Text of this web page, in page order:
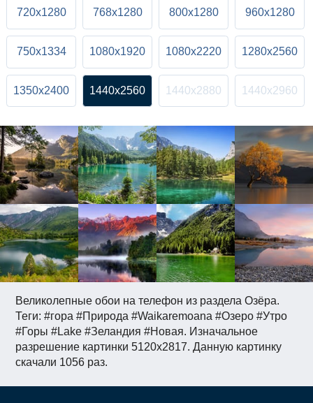
Великолепные обои на телефон из раздела Озёра.
Теги: #гора #Природа #Waikaremoana #Озеро #Утро
#Горы #Lake #Зеландия #Новая. Изначальное
разрешение картинки 5120x2817. Данную картинку
скачали 1056 раз.
720x1280 768x1280 800x1280 960x1280
750x1334 1080x1920 1080x2220 1280x2560
1350x2400 1440x2560 1440x2880 1440x2960